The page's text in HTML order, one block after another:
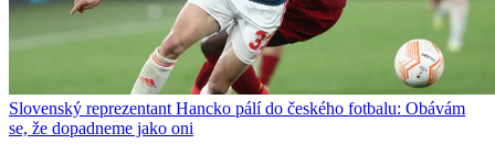
Slovenský reprezentant Hancko pálí do českého fotbalu: Obávám
se, že dopadneme jako oni